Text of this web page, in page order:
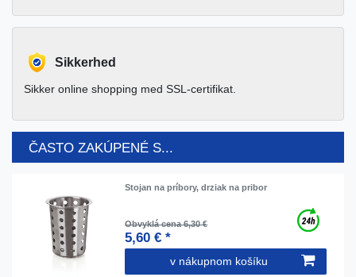
Sikkerhed
Sikker online shopping med SSL-certifikat.
ČASTO ZAKÚPENÉ S...
Stojan na príbory, drziak na pribor
Obvyklá cena 6,30 €
5,60 € *
v nákupnom košíku